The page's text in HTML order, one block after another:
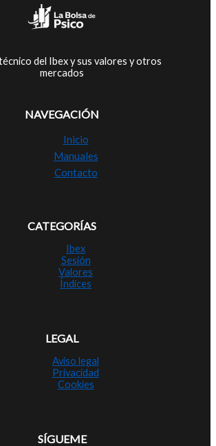
del Ibex y sus valores y otros
mercados
NAVEGACIÓN
Inicio
Manuales
Contacto
CATEGORÍAS
Ibex
Sesión
Valores
Índices
LEGAL
Aviso legal
Privacidad
Cookies
SÍGUEME